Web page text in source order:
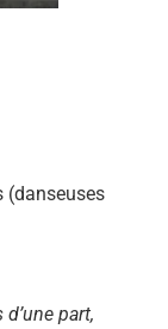
(danseuses
part,